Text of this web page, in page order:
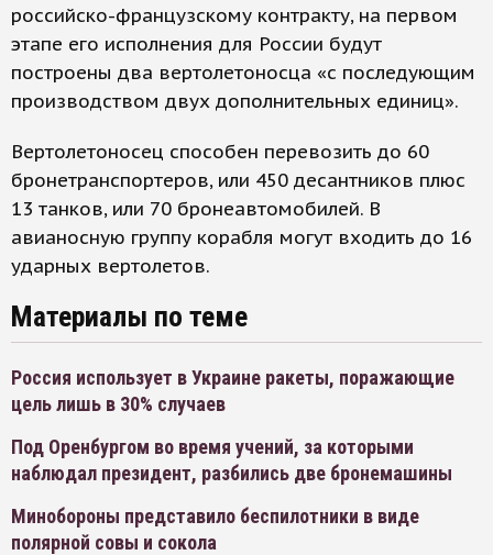
российско-французскому контракту, на первом
этапе его исполнения для России будут
построены два вертолетоносца «с последующим
производством двух дополнительных единиц».
Вертолетоносец способен перевозить до 60
бронетранспортеров, или 450 десантников плюс
13 танков, или 70 бронеавтомобилей. В
авианосную группу корабля могут входить до 16
ударных вертолетов.
Материалы по теме
Россия использует в Украине ракеты, поражающие
цель лишь в 30% случаев
Под Оренбургом во время учений, за которыми
наблюдал президент, разбились две бронемашины
Минобороны представило беспилотники в виде
полярной совы и сокола